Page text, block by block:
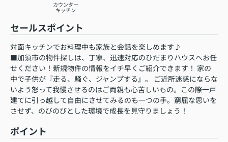
カウンター
キッチン
セールスポイント
対面キッチンでお料理中も家族と会話を楽しめます♪
■加須市の物件探しは、丁寧、迅速対応のひだまりハウスへお任
せください！新規物件の情報をイチ早くご紹介できます！ 家の
中で子供が『走る、騒ぐ、ジャンプする』。 ご近所迷惑にならな
いよう怒って我慢させるのはご両親も心苦しいもの。この際一戸
建てに引っ越して自由にさせてみるのも一つの手。窮屈な思いを
させず、のびのびとした環境で成長を見守りましょう！
ポイント